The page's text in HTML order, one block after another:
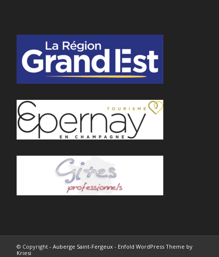
© Copyright - Auberge Saint-Fergeux- Enfold WordPress Theme by
Kriesi